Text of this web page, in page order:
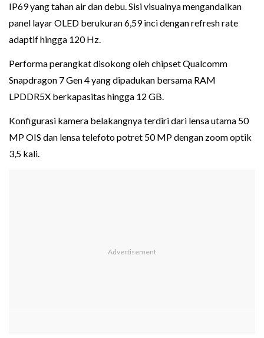
IP69 yang tahan air dan debu. Sisi visualnya mengandalkan
panel layar OLED berukuran 6,59 inci dengan refresh rate
adaptif hingga 120 Hz.
Performa perangkat disokong oleh chipset Qualcomm
Snapdragon 7 Gen 4 yang dipadukan bersama RAM
LPDDR5X berkapasitas hingga 12 GB.
Konfigurasi kamera belakangnya terdiri dari lensa utama 50
MP OIS dan lensa telefoto potret 50 MP dengan zoom optik
3,5 kali.